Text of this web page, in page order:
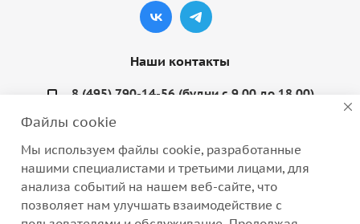
Наши контакты
8 (495) 790-14-56 (будни с 9.00 до 18.00)
Варшавское шоссе, д. 132, стр. 9
Файлы cookie
Мы используем файлы cookie, разработанные
нашими специалистами и третьими лицами, для
анализа событий на нашем веб-сайте, что
позволяет нам улучшать взаимодействие с